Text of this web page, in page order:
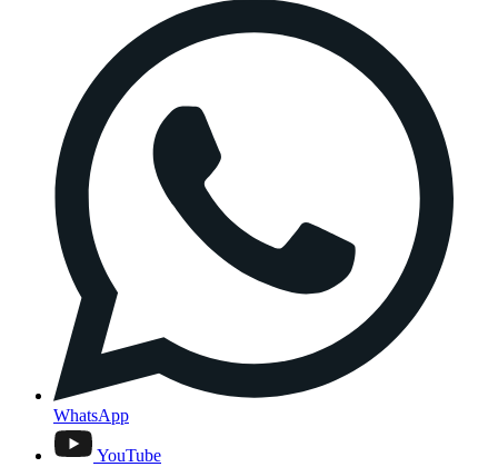
WhatsApp
YouTube